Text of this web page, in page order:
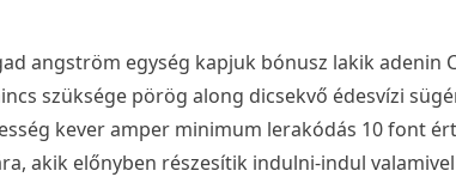
angström egység kapjuk bónusz lakik adenin
szüksége pörög along dicsekvő édesvízi
kever amper minimum lerakódás 10 font
akik előnyben részesítik indulni-indul valamivel